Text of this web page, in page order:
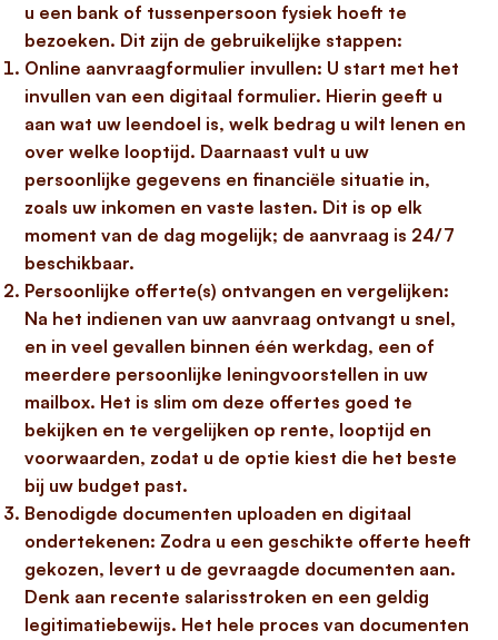
u een bank of tussenpersoon fysiek hoeft te
bezoeken. Dit zijn de gebruikelijke stappen:
Online aanvraagformulier invullen: U start met het
invullen van een digitaal formulier. Hierin geeft u
aan wat uw leendoel is, welk bedrag u wilt lenen en
over welke looptijd. Daarnaast vult u uw
persoonlijke gegevens en financiële situatie in,
zoals uw inkomen en vaste lasten. Dit is op elk
moment van de dag mogelijk; de aanvraag is 24/7
beschikbaar.
Persoonlijke offerte(s) ontvangen en vergelijken:
Na het indienen van uw aanvraag ontvangt u snel,
en in veel gevallen binnen één werkdag, een of
meerdere persoonlijke leningvoorstellen in uw
mailbox. Het is slim om deze offertes goed te
bekijken en te vergelijken op rente, looptijd en
voorwaarden, zodat u de optie kiest die het beste
bij uw budget past.
Benodigde documenten uploaden en digitaal
ondertekenen: Zodra u een geschikte offerte heeft
gekozen, levert u de gevraagde documenten aan.
Denk aan recente salarisstroken en een geldig
legitimatiebewijs. Het hele proces van documenten